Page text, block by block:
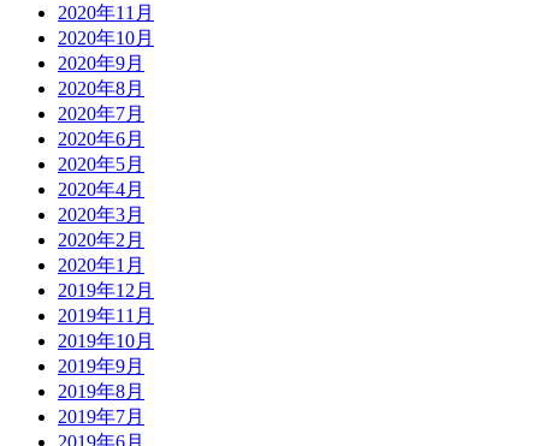
2020年11月
2020年10月
2020年9月
2020年8月
2020年7月
2020年6月
2020年5月
2020年4月
2020年3月
2020年2月
2020年1月
2019年12月
2019年11月
2019年10月
2019年9月
2019年8月
2019年7月
2019年6月